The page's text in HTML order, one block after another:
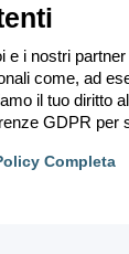
e i nostri
come, ad
il tuo diritto
GDPR per
Completa